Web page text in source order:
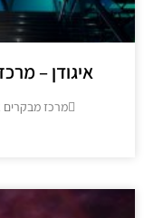
– מרכז
מרכז מבקרים איגודן,